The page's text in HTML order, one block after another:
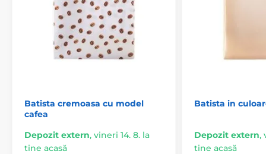
Batista cremoasa cu model
cafea
Depozit extern, vineri 14. 8. la
tine acasă
Batista in
Depozit extern,
tine acasă